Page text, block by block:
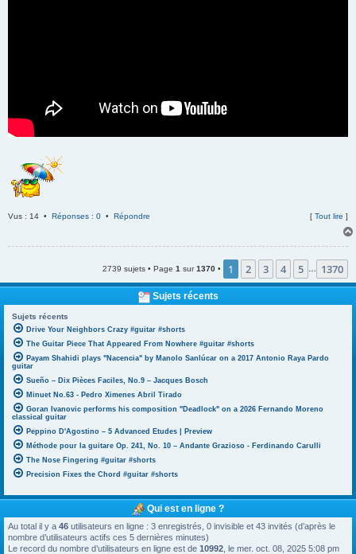
Vus : 14 • Réponses : 0 • Répondre [ Tout lire ]
2739 sujets • Page 1 sur1370 • 1 2 3 4 5 1370
Sujets récents
Sujets récents
Drive Your Neighbors Crazy #guitar #shorts
The Guitar Piece That Appeared From Nowhere #guitar #shorts
Payam Shahidi plays "Nacencia" by Manolo Sanlúcar on a 2017 Antonio Raya Pardo
guitar
Sueño – Dix Pièces Faciles, No.9 – Jacques Bosch
Minuet No.63 - Pedro Ximenes Abril Tirado
Goran Ivanovic performs his composition "Deadlock" on a 2026 Fernando Moreno
classical guitar
Peppino D'Agostino – 5 Advanced Etudes | Preview
Méthode pour la guitare Op. 241, No. 10 – Andante Grazioso - Ferdinando Carulli
The Nose Fingering #guitar #shorts
Precision Fixes the Chord #guitar #shorts
Qui est en ligne ?
Au total il y a 46 utilisateurs en ligne : 3 enregistrés, 0 invisible et 43 invités (d’après le
nombre d’utilisateurs actifs ces 5 dernières minutes)
Le record du nombre d’utilisateurs en ligne est de 10992 , le mer. oct. 08, 2025 5:08 pm